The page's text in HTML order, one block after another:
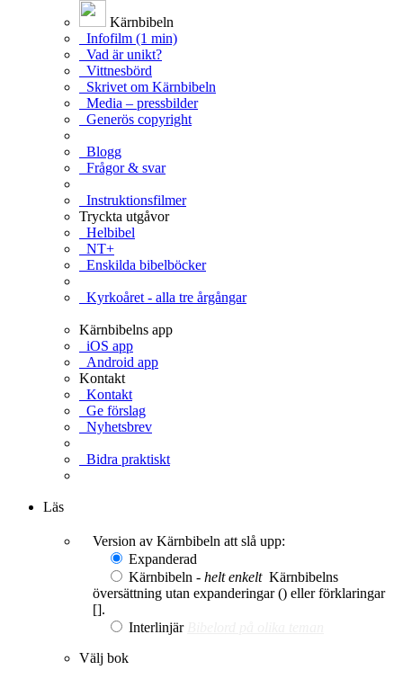
Kärnbibeln
Infofilm (1 min)
Vad är unikt?
Vittnesbörd
Skrivet om Kärnbibeln
Media – pressbilder
Generös copyright
Blogg
Frågor & svar
Instruktionsfilmer
Tryckta utgåvor
Helbibel
NT+
Enskilda bibelböcker
Kyrkoåret - alla tre årgångar
Kärnbibelns app
iOS app
Android app
Kontakt
Kontakt
Ge förslag
Nyhetsbrev
Bidra praktiskt
Läs
Version av Kärnbibeln att slå upp:
Expanderad
Kärnbibeln - helt enkelt Kärnbibelns
översättning utan expanderingar () eller förklaringar
[].
Interlinjär
Välj bok